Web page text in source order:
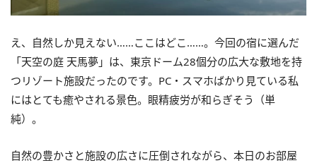
え、自然しか見えない……ここはどこ……。今回の宿に選んだ
「天空の庭 天馬夢」は、東京ドーム28個分の広大な敷地を持
つリゾート施設だったのです。 PC ・スマホばかり見ている私
にはとても癒やされる景色。眼精疲労が和らぎそう（単
純）。
自然の豊かさと施設の広さに圧倒されながら、本日のお部屋